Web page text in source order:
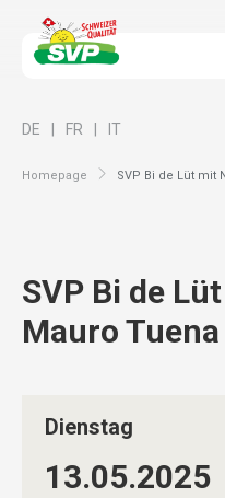
Homepage SVP Bi de Lüt mit
DE FR IT
SVP Bi de
Mauro Tuena
Dienstag
13.05.2025